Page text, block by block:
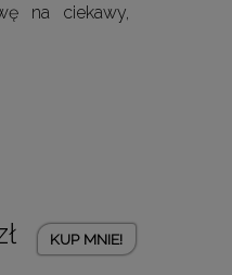
na ciekawy,
KUP MNIE!